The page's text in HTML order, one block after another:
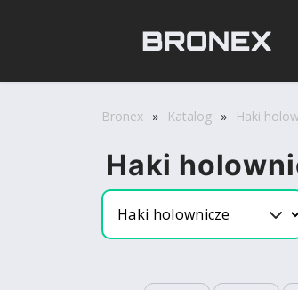
Bronex » Katalog » Haki
Haki